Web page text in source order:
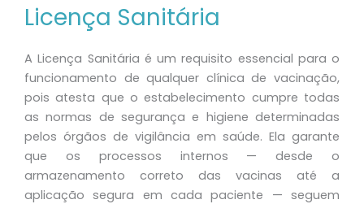
Licença Sanitária
A Licença Sanitária é um requisito essencial para o
funcionamento de qualquer clínica de vacinação,
pois atesta que o estabelecimento cumpre todas
as normas de segurança e higiene determinadas
pelos órgãos de vigilância em saúde. Ela garante
que os processos internos — desde o
armazenamento correto das vacinas até a
aplicação segura em cada paciente — seguem